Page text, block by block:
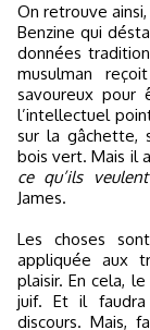
On retrouve
Benzine qui
données
musulman
savoureux pour
l’intellectuel
sur la gâchette,
bois vert. Mais il
ce qu’ils
James.
Les choses
appliquée aux
plaisir. En cela,
juif. Et il
discours. Mais,